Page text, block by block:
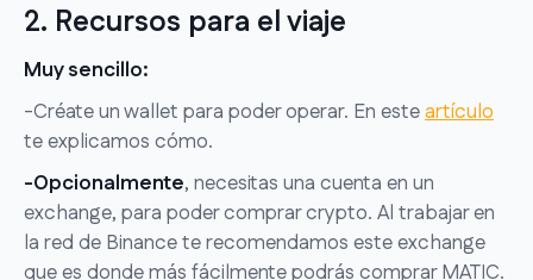
2. Recursos para el viaje
Muy sencillo:
-Créate un wallet para poder operar. En esteartículo
te explicamos cómo.
-Opcionalmente, necesitas una cuenta en un
exchange, para poder comprar crypto. Al trabajar en
la red de Binance te recomendamos este exchange
que es donde más fácilmente podrás comprar MATIC.